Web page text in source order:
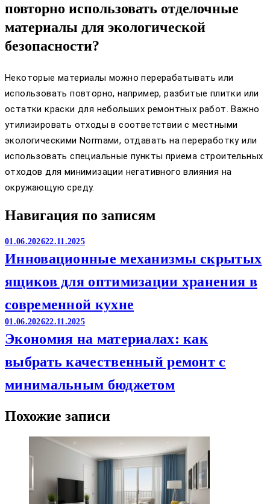
повторно использовать отделочные
материалы для экологической
безопасности?
Некоторые материалы можно перерабатывать или
использовать повторно, например, разбитые плитки или
остатки краски для небольших ремонтных работ. Важно
утилизировать отходы в соответствии с местными
экологическими Normами, отдавать на переработку или
использовать специальные пункты приема строительных
отходов для минимизации негативного влияния на
окружающую среду.
Навигация по записям
01.06.202622.11.2025
Инновационные механизмы скрытых
ящиков для оптимизации хранения в
современной кухне
01.06.202622.11.2025
Экономия на материалах: как
выбрать качественный ремонт с
минимальным бюджетом
Похожие записи